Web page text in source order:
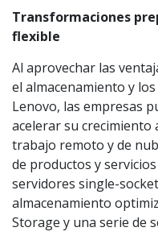
Transformaciones
flexible
Al aprovechar las
el almacenamiento y
Lenovo, las empresas
acelerar su crecimiento
trabajo remoto y de
de productos y
servidores single-
almacenamiento
Storage y una serie de